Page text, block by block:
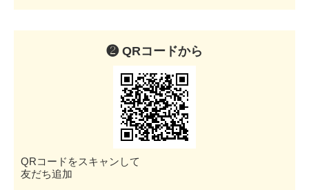
❷ QRコードから
QRコードをスキャンして
友だち追加